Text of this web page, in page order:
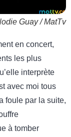
Guay / MatTv
en concert,
les plus
interprète
avec moi tous
foule par la suite,
à tomber